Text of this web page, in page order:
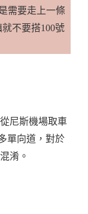
需要走上一條
不要搭100號
尼斯機場取車
單向道，對於
淆。